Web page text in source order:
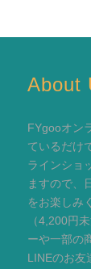
About
FYgooオン
ているだけ
ラインショ
ますので、
をお楽しみ
（4,200円
ーや一部の
LINEのお友